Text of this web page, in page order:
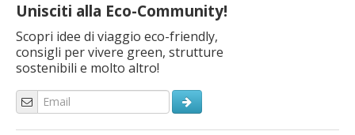
Unisciti alla Eco-Community!
Scopri idee di viaggio eco-friendly,
consigli per vivere green, strutture
sostenibili e molto altro!